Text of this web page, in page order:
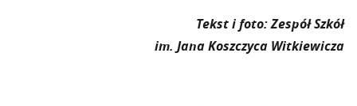
Tekst i foto: Zespół Szkół
im. Jana Koszczyca Witkiewicza